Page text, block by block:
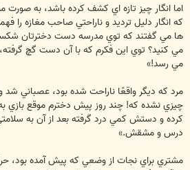
اما انگار چيز تازه اي كشف كرده باشد، به
كه انگار دليل ترديد و ناراحتي صاحب مغازه را
ها مي گفتند كه توي مدرسه دست دخترتان
مي كنيد؟ توي اين فكرم كه با آن دست گچ
مي رسد!»
مرد كه ديگر واقعًا ناراحت شده بود، عصباني
چيزي نشده كه! چند روز پيش دخترم موقع بازي
كرده و دستش كمي درد گرفته بعد از آن به
درس و مشقش.»
مشتري براي نجات از وضعي كه پيش آمده بود،